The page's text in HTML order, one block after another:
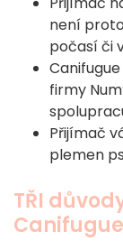
není
počasí či
firmy
Přijímač
plemen
TŘI
Canifugue